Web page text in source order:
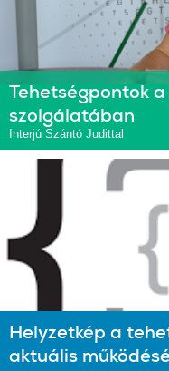
Tehetségpontok
szolgálatában
Interjú Szántó Judittal
Helyzetkép a
aktuális